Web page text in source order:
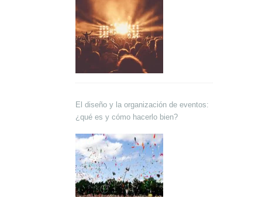
El diseño y la organización de eventos:
¿qué es y cómo hacerlo bien?